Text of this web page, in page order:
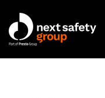
Skip to main